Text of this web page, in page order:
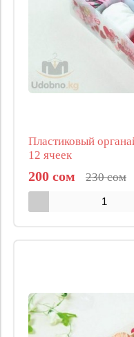
Пластиковый
12 ячеек
200 сом 230 сом